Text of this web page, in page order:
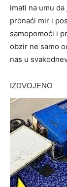
imati na umu
pronaći mir i
samopomoći i
obzir ne samo
nas u